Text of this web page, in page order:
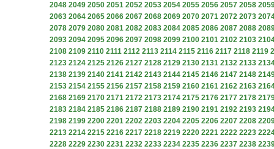
2048 2049 2050 2051 2052 2053 2054 2055 2056 2057 2058
2063 2064 2065 2066 2067 2068 2069 2070 2071 2072 2073
2078 2079 2080 2081 2082 2083 2084 2085 2086 2087 2088
2093 2094 2095 2096 2097 2098 2099 2100 2101 2102 2103
2108 2109 2110 2111 2112 2113 2114 2115 2116 2117 2118 2119
2123 2124 2125 2126 2127 2128 2129 2130 2131 2132 2133
2138 2139 2140 2141 2142 2143 2144 2145 2146 2147 2148
2153 2154 2155 2156 2157 2158 2159 2160 2161 2162 2163
2168 2169 2170 2171 2172 2173 2174 2175 2176 2177 2178
2183 2184 2185 2186 2187 2188 2189 2190 2191 2192 2193
2198 2199 2200 2201 2202 2203 2204 2205 2206 2207 2208
2213 2214 2215 2216 2217 2218 2219 2220 2221 2222 2223
2228 2229 2230 2231 2232 2233 2234 2235 2236 2237 2238